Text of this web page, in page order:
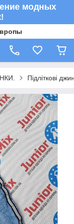
модных
Підліткові